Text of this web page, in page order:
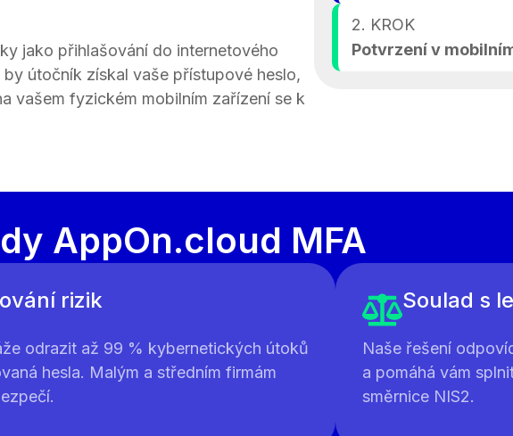
jako přihlašování do internetového
útočník získal vaše přístupové heslo,
vašem fyzickém mobilním zařízení se k
2. KROK
Potvrzení v
AppOn.cloud MFA
rizik
odrazit až 99 % kybernetických útoků
hesla. Malým a středním firmám
Soulad s
Naše řešení
a pomáhá vám
směrnice NIS2.